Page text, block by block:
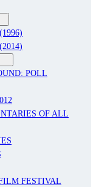
POLL
OF ALL
FESTIVAL